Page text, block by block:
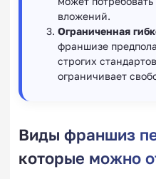
вложений.
Ограниченная
франшизе
строгих
ограничивает
Виды франшиз
которые можно